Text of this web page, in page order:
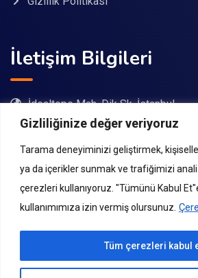
Gizliliğinize değer veriyoruz
Tarama deneyiminizi geliştirmek,
ya da içerikler sunmak ve trafiğimizi
çerezleri kullanıyoruz. "Tümünü Kabul
kullanımımıza izin vermiş olursunuz.
Tüm çerezleri kabul
İletişim Bilgileri
İdealtepe Mah. Dik Sk. İstanbul
08503057376
bilgi@ogretmenakademi.com
08503057376
© Copyright Öğretmen